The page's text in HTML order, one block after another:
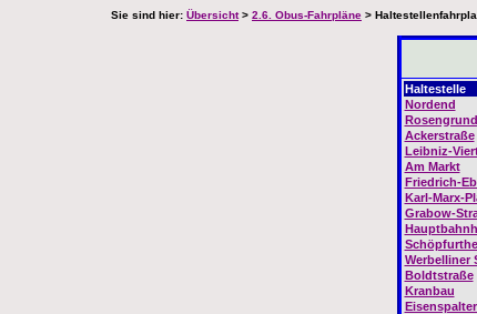
Sie sind hier: Übersicht> 2.6. Obus-Fahrpläne >
Haltestelle
Nordend
Rosengrund
Ackerstraße
Leibniz-
Am Markt
Friedrich-
Karl-Marx-
Grabow-
Werbelliner
Boldtstraße
Kranbau